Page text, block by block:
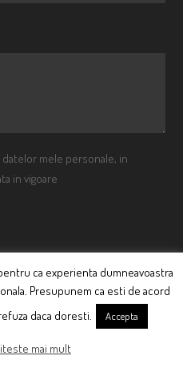
mele personale, in
in vigoare
Ciutacesc.
ca experienta dumneavoastra
Presupunem ca esti de acord
daca doresti.
Accepta
mai mult